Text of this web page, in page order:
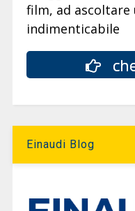
film, ad ascoltare
indimenticabile
Einaudi Blog